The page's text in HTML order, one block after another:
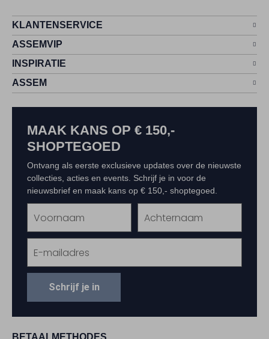
KLANTENSERVICE
ASSEMVIP
INSPIRATIE
ASSEM
MAAK KANS OP € 150,-
SHOPTEGOED
Ontvang als eerste exclusieve updates over de nieuwste
collecties, acties en events. Schrijf je in voor de
nieuwsbrief en maak kans op € 150,- shoptegoed.
Schrijf je in